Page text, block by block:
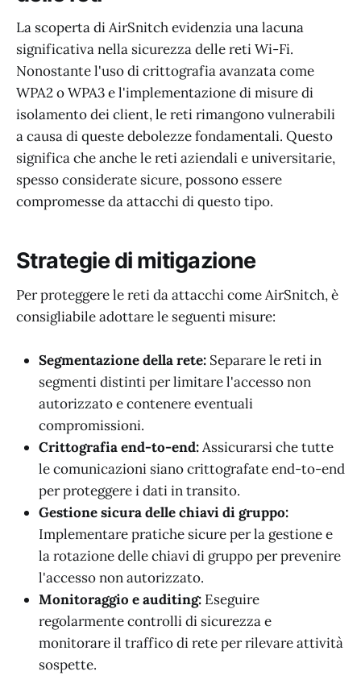
La scoperta di AirSnitch evidenzia una lacuna
significativa nella sicurezza delle reti Wi-Fi.
Nonostante l'uso di crittografia avanzata come
WPA2 o WPA3 e l'implementazione di misure di
isolamento dei client, le reti rimangono vulnerabili
a causa di queste debolezze fondamentali. Questo
significa che anche le reti aziendali e universitarie,
spesso considerate sicure, possono essere
compromesse da attacchi di questo tipo.
Strategie di mitigazione
Per proteggere le reti da attacchi come AirSnitch, è
consigliabile adottare le seguenti misure:
Segmentazione della rete: Separare le reti in
segmenti distinti per limitare l'accesso non
autorizzato e contenere eventuali
compromissioni.
Crittografia end-to-end:Assicurarsi che tutte
le comunicazioni siano crittografate end-to-end
per proteggere i dati in transito.
Gestione sicura delle chiavi di gruppo:
Implementare pratiche sicure per la gestione e
la rotazione delle chiavi di gruppo per prevenire
l'accesso non autorizzato.
Monitoraggio e auditing: Eseguire
regolarmente controlli di sicurezza e
monitorare il traffico di rete per rilevare attività
sospette.